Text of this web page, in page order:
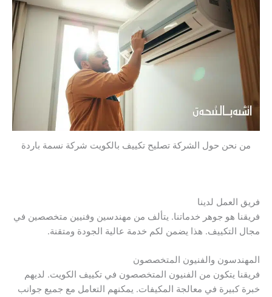
من نحن حول الشركة تصليح تكييف بالكويت شركة نسمة باردة
فريق العمل لدينا
فريقنا هو جوهر خدماتنا. يتألف من مهندسين وفنيين متخصصين في
مجال التكييف. هذا يضمن لكم خدمة عالية الجودة ومتقنة.
المهندسون والفنيون المتخصصون
فريقنا يتكون من الفنيون المتخصصون في تكييف الكويت. لديهم
خبرة كبيرة في معالجة المكيفات. يمكنهم التعامل مع جميع جوانب